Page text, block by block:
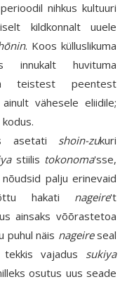
nihkus kultuuri
kildkonnalt uuele
. Koos külluslikuma
innukalt huvituma
teistest peentest
vähesele eliidile;
asetati shoin-zukuri
stiilis tokonoma'sse,
palju erinevaid
hakati nageire't
ainsaks võõrastetoa
puhul näis nageireseal
tekkis vajadus sukiya
osutus uus seade